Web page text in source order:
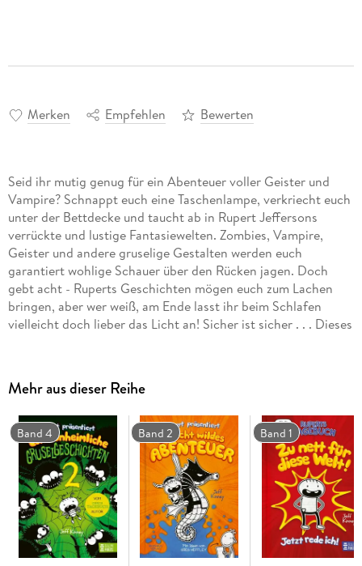
Merken Empfehlen Bewerten
Seid ihr mutig genug für ein Abenteuer voller Geister und
Vampire? Schnappt euch eine Taschenlampe, verkriecht euch
unter der Bettdecke und taucht ab in Rupert Jeffersons
verrückte und lustige Fantasiewelten. Zombies, Vampire,
Geister und andere gruselige Gestalten werden euch
garantiert wohlige Schauer über den Rücken jagen. Doch
gebt acht - Ruperts Geschichten mögen euch zum Lachen
bringen, aber wer weiß, am Ende lasst ihr beim Schlafen
vielleicht doch lieber das Licht an! Sicher ist sicher . . . Dieses
alle, die über chaotische Abenteuer lachen können und
Geschichten voller Spaß, leichtem Grusel und verrückter
Ideen mögen. Warum du dieses Buch lesen solltest: Lustige
Story mit hohem Wiedererkennungswert Perfekt für Kinder
ab 10 Jahren Humorvoll, spannend und ideal zum
Verschenken Ein Abenteuer, das garantiert für gute Laune
sorgtRuperts Abenteuer sowie GREGS TAGEBUCH sind Kult
- die mehrfach preisgekrönte Comic-Roman-Reihe von Jeff
Kinney mit weltweit über 300 Millionen verkauften Büchern
begeistert Kinder (und Eltern!)
Mehr aus dieser Reihe
Band 4 Band 2 Band 1